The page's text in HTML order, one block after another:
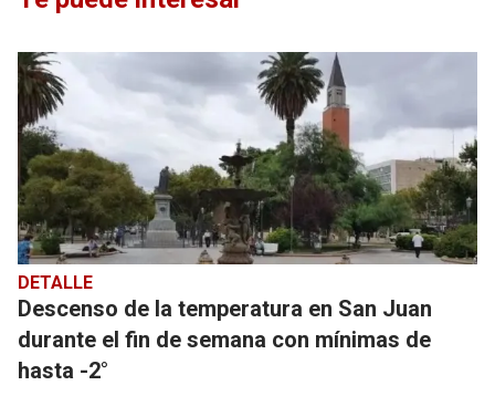
DETALLE
Descenso de la temperatura en San Juan
durante el fin de semana con mínimas de
hasta -2°